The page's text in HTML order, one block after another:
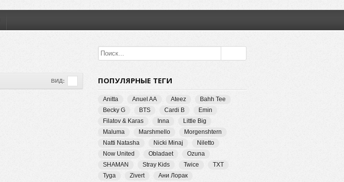
ВИД: ПОПУЛЯРНЫЕ ТЕГИ
Anitta Anuel AA Ateez
Bahh Tee
Becky G
BTS Cardi B
Emin
Filatov & Karas
Inna
Little Big
Maluma
Marshmello
Morgenshtern
Natti Natasha
Nicki Minaj
Niletto
Now United
Obladaet
Ozuna
SHAMAN
Stray Kids Twice
TXT
Tyga
Zivert
Ани Лорак